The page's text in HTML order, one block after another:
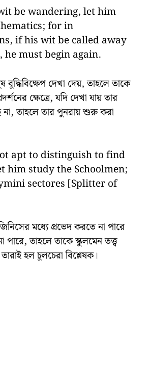
be wandering, let him
for in
if his wit be called away
must begin again.
বুদ্ধিবিক্ষেপ দেখা দেয়, তাহলে তাকে
ক্ষেত্রে, যদি দেখা যায় তার
না, তাহলে তার পুনরায় শুরু করা
apt to distinguish to find
him study the Schoolmen;
sectores [Splitter of
মধ্যে প্রভেদ করতে না পারে
পারে, তাহলে তাকে স্কুলমেন তত্ত্ব
হল চুলচেরা বিশ্লেষক।